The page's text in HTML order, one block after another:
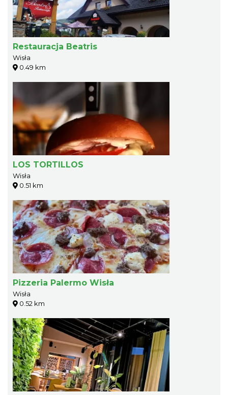
Restauracja Beatris
Wisła
0.49 km
LOS TORTILLOS
Wisła
0.51 km
Pizzeria Palermo Wisła
Wisła
0.52 km